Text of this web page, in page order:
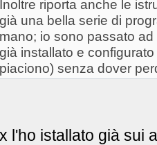
Inoltre riporta anche le
già una bella serie di
mano; io sono passato
già installato e
piaciono) senza dover
l'ho istallato già sui